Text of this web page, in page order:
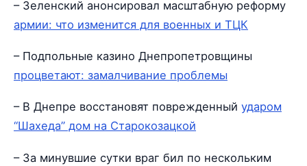
– Зеленский анонсировал масштабную реформу
армии: что изменится для военных и ТЦК
– Подпольные казино Днепропетровщины
процветают: замалчивание проблемы
– В Днепре восстановят поврежденный ударом
“Шахеда” дом на Старокозацкой
– За минувшие сутки враг бил по нескольким